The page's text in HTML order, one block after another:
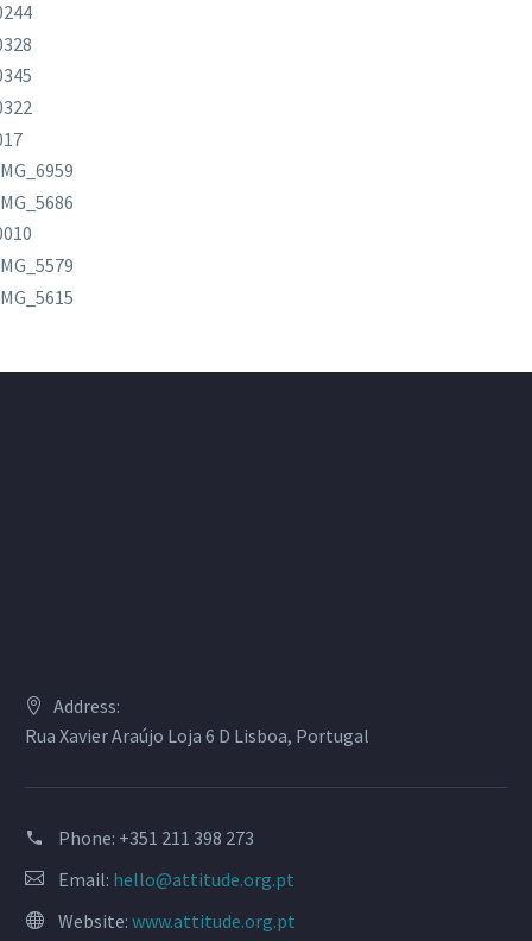
Address:
Rua Xavier Araújo Loja 6 D Lisboa, Portugal
Phone: +351 211 398 273
Email: hello@attitude.org.pt
Website: www.attitude.org.pt